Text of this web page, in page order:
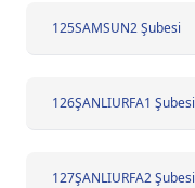
125SAMSUN2 Şubesi
126ŞANLIURFA1 Şubesi
127ŞANLIURFA2 Şubesi